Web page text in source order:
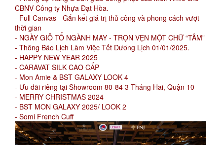
CBNV Công ty Nhựa Đạt Hòa.
- Full Canvas - Gắn kết giá trị thủ công và phong cách vượt
thời gian
- NGÀY GIỖ TỔ NGÀNH MAY - TRỌN VẸN MỘT CHỮ “TÂM”
- Thông Báo Lịch Làm Việc Tết Dương Lịch 01/01/2025.
- HAPPY NEW YEAR 2025
- CARAVAT SILK CAO CẤP
- Mon Amie & BST GALAXY LOOK 4
- Ưu đãi riêng tại Showroom 80-84 3 Tháng Hai, Quận 10
- MERRY CHRISTMAS 2024
- BST MON GALAXY 2025/ LOOK 2
- Somi French Cuff